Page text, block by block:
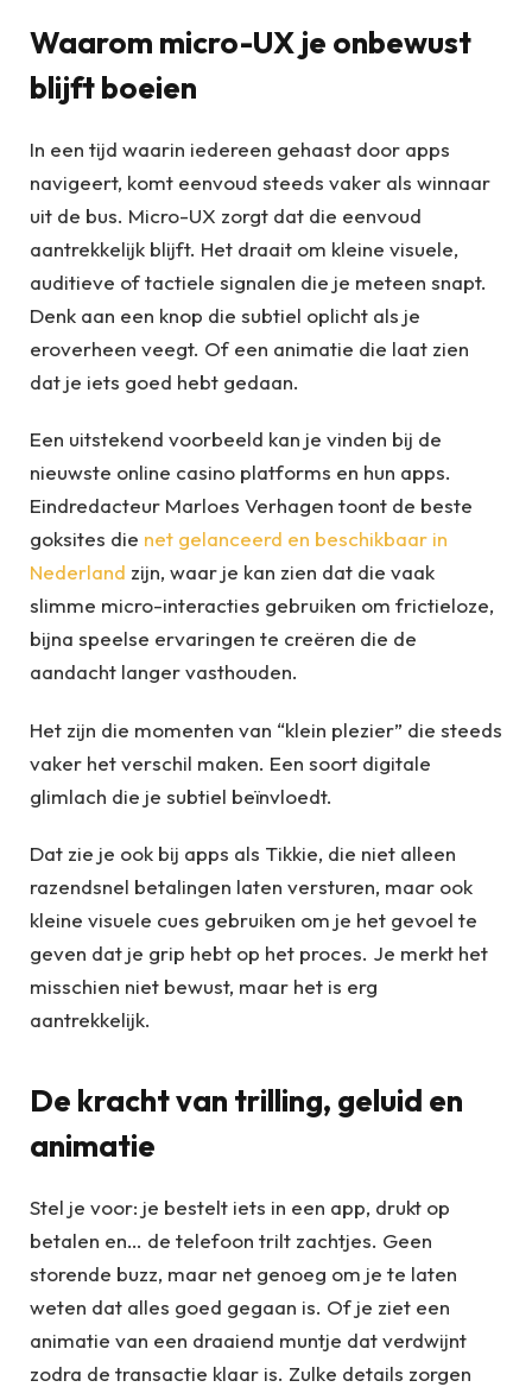
Waarom micro-UX je onbewust
blijft boeien
In een tijd waarin iedereen gehaast door apps
navigeert, komt eenvoud steeds vaker als winnaar
uit de bus. Micro-UX zorgt dat die eenvoud
aantrekkelijk blijft. Het draait om kleine visuele,
auditieve of tactiele signalen die je meteen snapt.
Denk aan een knop die subtiel oplicht als je
eroverheen veegt. Of een animatie die laat zien
dat je iets goed hebt gedaan.
Een uitstekend voorbeeld kan je vinden bij de
nieuwste online casino platforms en hun apps.
Eindredacteur Marloes Verhagen toont de beste
goksites die net gelanceerd en beschikbaar in
Nederland zijn, waar je kan zien dat die vaak
slimme micro-interacties gebruiken om frictieloze,
bijna speelse ervaringen te creëren die de
aandacht langer vasthouden.
Het zijn die momenten van “klein plezier” die steeds
vaker het verschil maken. Een soort digitale
glimlach die je subtiel beïnvloedt.
Dat zie je ook bij apps als Tikkie, die niet alleen
razendsnel betalingen laten versturen, maar ook
kleine visuele cues gebruiken om je het gevoel te
geven dat je grip hebt op het proces. Je merkt het
misschien niet bewust, maar het is erg
aantrekkelijk.
De kracht van trilling, geluid en
animatie
Stel je voor: je bestelt iets in een app, drukt op
betalen en… de telefoon trilt zachtjes. Geen
storende buzz, maar net genoeg om je te laten
weten dat alles goed gegaan is. Of je ziet een
animatie van een draaiend muntje dat verdwijnt
zodra de transactie klaar is. Zulke details zorgen